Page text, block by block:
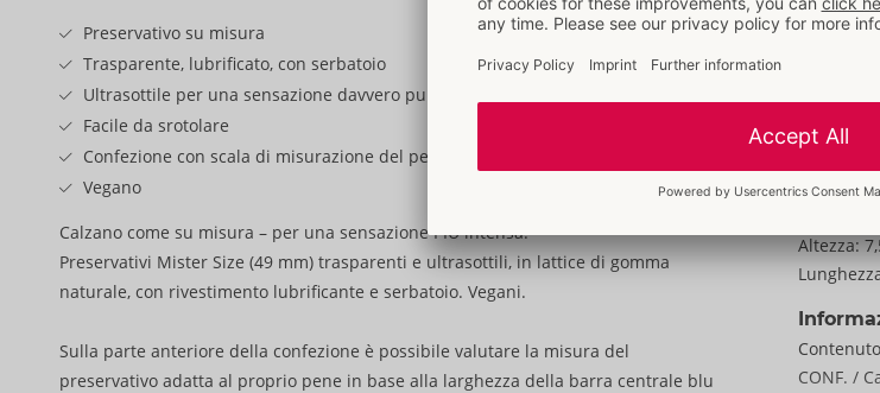
Preservativo su misura
Trasparente, lubrificato, con serbatoio
Ultrasottile per una sensazione davvero pura
Facile da srotolare
Confezione con scala di misurazione del pene
Vegano
Calzano come su misura – per una sensazione PIÙ intensa!
Preservativi Mister Size (49 mm) trasparenti e ultrasottili, in lattice di gomma
naturale, con rivestimento lubrificante e serbatoio. Vegani.
Sulla parte anteriore della confezione è possibile valutare la misura del
preservativo adatta al proprio pene in base alla larghezza della barra centrale blu
Materiale:
Peso: 266 g
Altezza:
CONF. /